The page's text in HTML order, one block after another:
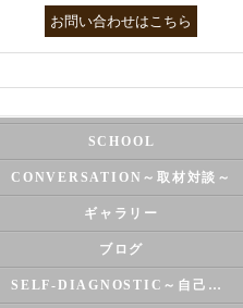
お問い合わせはこちら
SCHOOL
CONVERSATION～取材対談～
ギャラリー
ブログ
SELF-DIAGNOSTIC～自己診断～